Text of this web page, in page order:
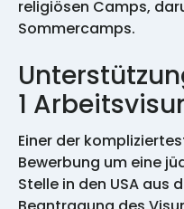
religiösen Camps,
Sommercamps.
1
Einer der
Bewerbung um eine
Stelle in den USA aus